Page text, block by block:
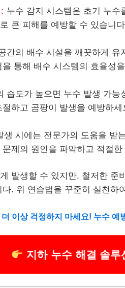
누수 감지 시스템은 초기 누수
큰 피해를 예방할 수 있습니
간의 배수 시설을 깨끗하게 유
통해 배수 시스템의 효율성
습도가 높으면 누수 발생 가
하고 곰팡이 발생을 예방하세
생 시에는 전문가의 도움을 받
제의 원인을 파악하고 적절
발생할 수 있지만, 철저한 준
. 위 연습법을 꾸준히 실천하
이상 걱정하지 마세요! 누수
지하 누수 해결 솔루